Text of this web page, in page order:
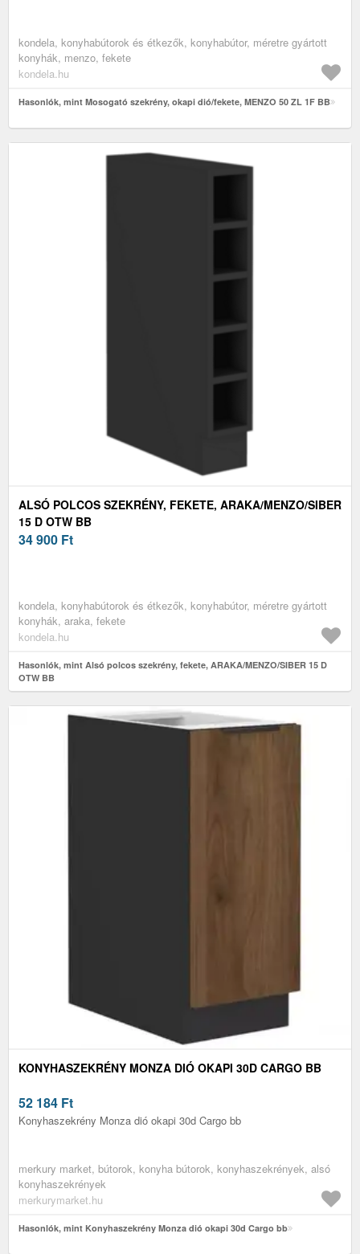
kondela, konyhabútorok és étkezők, konyhabútor, méretre gyártott
konyhák, menzo, fekete
kondela.hu
Hasonlók, mint Mosogató szekrény, okapi dió/fekete, MENZO 50 ZL 1F BB
ALSÓ POLCOS SZEKRÉNY, FEKETE, ARAKA/MENZO/SIBER
15 D OTW BB
34 900 Ft
kondela, konyhabútorok és étkezők, konyhabútor, méretre gyártott
konyhák, araka, fekete
kondela.hu
Hasonlók, mint Alsó polcos szekrény, fekete, ARAKA/MENZO/SIBER 15 D
OTW BB
KONYHASZEKRÉNY MONZA DIÓ OKAPI 30D CARGO BB
52 184 Ft
Konyhaszekrény Monza dió okapi 30d Cargo bb
merkury market, bútorok, konyha bútorok, konyhaszekrények, alsó
konyhaszekrények
merkurymarket.hu
Hasonlók, mint Konyhaszekrény Monza dió okapi 30d Cargo bb